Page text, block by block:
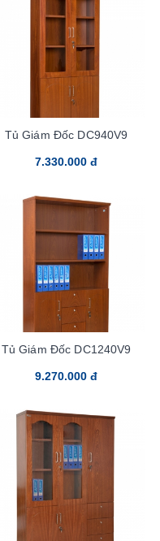
Tủ Giám Đốc DC940V9
7.330.000 đ
Tủ Giám Đốc DC1240V9
9.270.000 đ